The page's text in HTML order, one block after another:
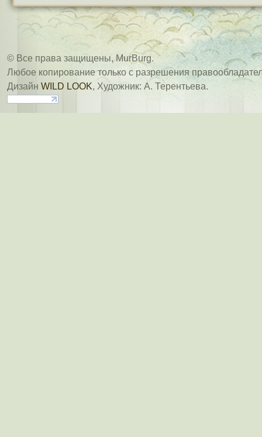
© Все права защищены, MurBurg.
Любое копирование только с разрешения
Дизайн WILD LOOK, Художник: А. Терентьева.